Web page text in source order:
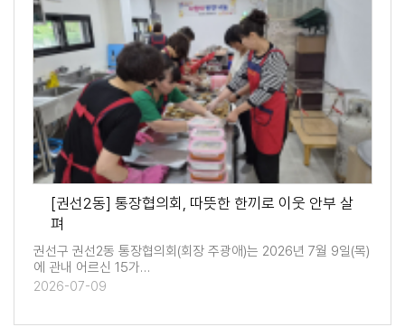
[권선2동] 통장협의회, 따뜻한 한끼로 이웃 안부 살
펴
권선구 권선2동 통장협의회(회장 주광애)는 2026년 7월 9일(목)
에 관내 어르신 15가…
2026-07-09